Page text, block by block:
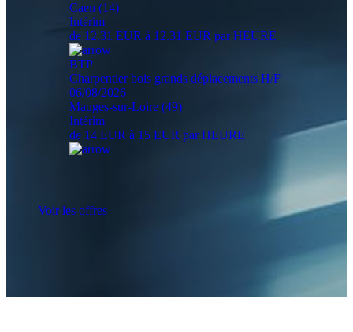
Caen (14)
Intérim
de 12.31 EUR à 12.31 EUR par HEURE
BTP
Charpentier bois grands déplacements H/F
06/08/2026
Mauges-sur-Loire (49)
Intérim
de 14 EUR à 15 EUR par HEURE
Voir les offres